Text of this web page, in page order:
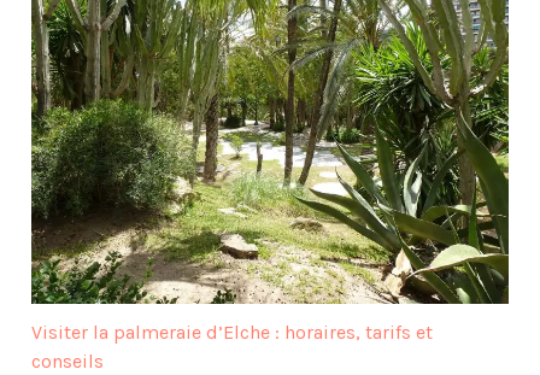
Visiter la palmeraie d’Elche : horaires, tarifs et
conseils